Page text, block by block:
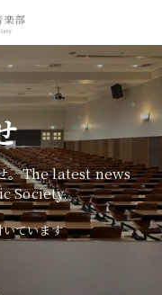
。The latest news
Society.
ています